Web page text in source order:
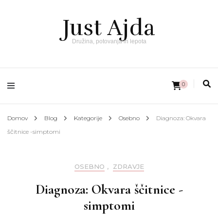
Just Ajda
Družina, potovanja in lepota
0
Domov Blog Kategorije Osebno
Diagnoza: Okvara
ščitnice -simptomi
OSEBNO , ZDRAVJE
Diagnoza: Okvara ščitnice -
simptomi